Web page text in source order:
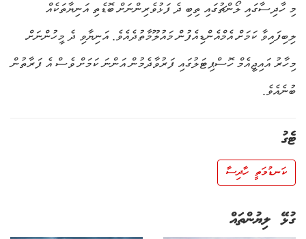
މި ހާދިސާގައި ލޯންޗުގައި ތިބި ދެ ފަޅުވެރިންނަށް ބޮޑެތި އަނިޔާތަކެއް
ލިބިފައިވާ ކަމަށް އެމްއެންޑިއެފުން މައުލޫމާތުދެއެވެ. އަނިޔާވި ދެ މީހުންނަށް
މިހާރު އައިޖީއެމް ހޮސްޕިޓަލުގައި ފަރުވާދެމުން އަންނަ ކަމަށް ވެސް އެ ފަރާތުން
ބުނެއެވެ.
ޓެގު
ކަނޑުމަތީ ހާދިސާ
ގުޅޭ ލިޔުންތައް